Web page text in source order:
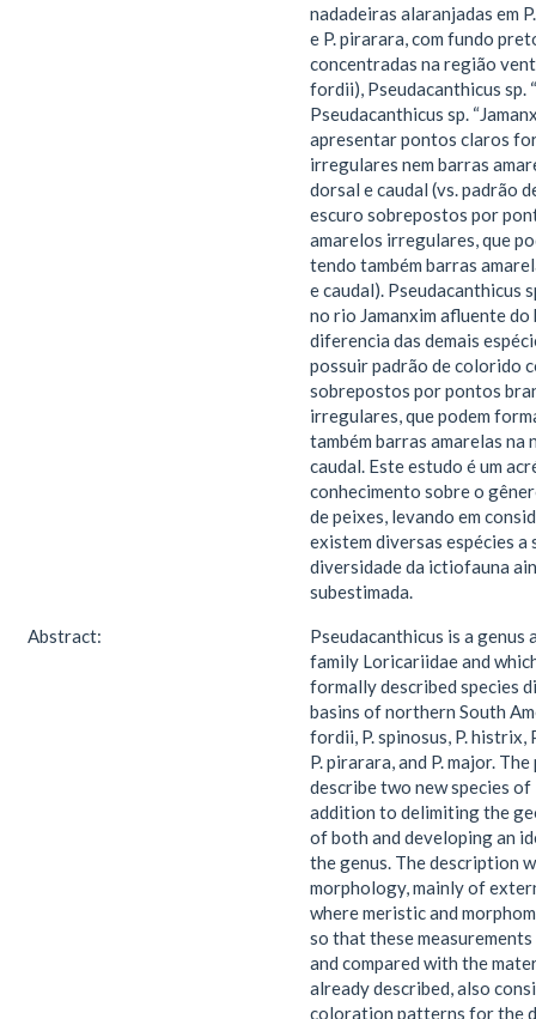
nadadeiras alaranjadas em
e P. pirarara, com fundo
concentradas na região
fordii), Pseudacanthicus sp.
Pseudacanthicus sp.
apresentar pontos claros
irregulares nem barras
dorsal e caudal (vs. padrão
escuro sobrepostos por
amarelos irregulares, que
tendo também barras
e caudal). Pseudacanthicus
no rio Jamanxim afluente do
diferencia das demais
possuir padrão de colorido
sobrepostos por pontos
irregulares, que podem
também barras amarelas na
caudal. Este estudo é um
conhecimento sobre o
de peixes, levando em
existem diversas espécies a
diversidade da ictiofauna
subestimada.
Abstract:
Pseudacanthicus is a
family Loricariidae and
formally described species
basins of northern South
fordii, P. spinosus, P. histrix,
P. pirarara, and P. major.
describe two new species of
addition to delimiting the
of both and developing an
the genus. The description
morphology, mainly of
where meristic and
so that these
and compared with the
already described, also
coloration patterns for the